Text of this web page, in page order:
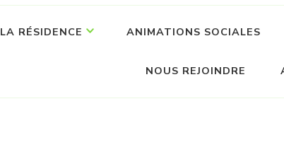
LA RÉSIDENCE ANIMATIONS SOCIALES
NOUS REJOINDRE